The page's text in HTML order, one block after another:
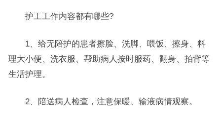
护工工作内容都有哪些?
1、给无陪护的患者擦脸、洗脚、喂饭、擦身、料
理大小便、洗衣服、帮助病人按时服药、翻身、拍背等
生活护理。
2、陪送病人检查，注意保暖、输液病情观察。